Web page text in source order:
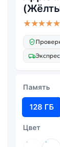
★★★★★
Память
128 ГБ
Цвет